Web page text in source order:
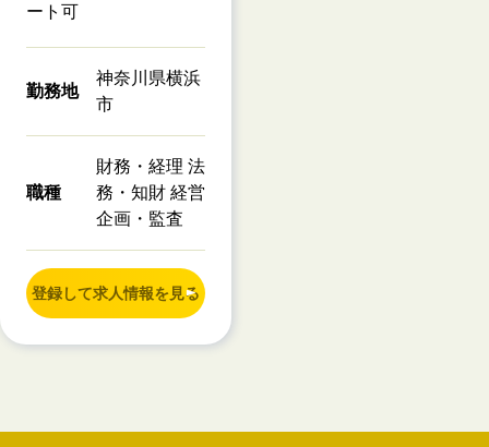
ート可
勤務地
神奈川県横浜
市
職種
財務・経理 法
務・知財 経営
企画・監査
登録して求人情報を見る